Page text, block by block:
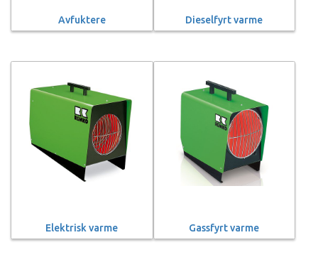
Avfuktere Dieselfyrt varme
Elektrisk varme Gassfyrt varme